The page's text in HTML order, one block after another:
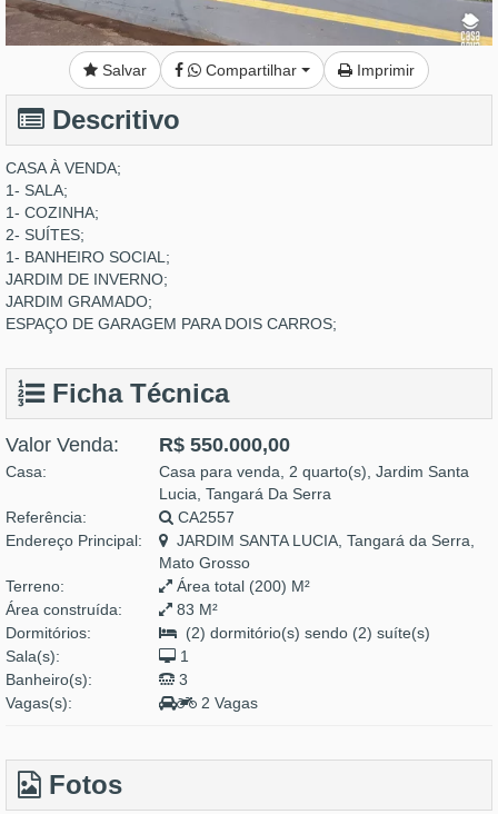
Salvar Compartilhar Imprimir
Descritivo
CASA À VENDA;
1- SALA;
1- COZINHA;
2- SUÍTES;
1- BANHEIRO SOCIAL;
JARDIM DE INVERNO;
JARDIM GRAMADO;
ESPAÇO DE GARAGEM PARA DOIS CARROS;
Ficha Técnica
Valor Venda: R$ 550.000,00
Casa:
Casa para venda, 2 quarto(s), Jardim Santa
Lucia, Tangará Da Serra
Referência:
CA2557
Endereço Principal:
JARDIM SANTA LUCIA, Tangará da Serra,
Mato Grosso
Terreno:
Área total (200) M²
Área construída:
83 M²
Dormitórios:
(2) dormitório(s) sendo (2) suíte(s)
Sala(s):
1
Banheiro(s):
3
Vagas(s):
2 Vagas
Fotos